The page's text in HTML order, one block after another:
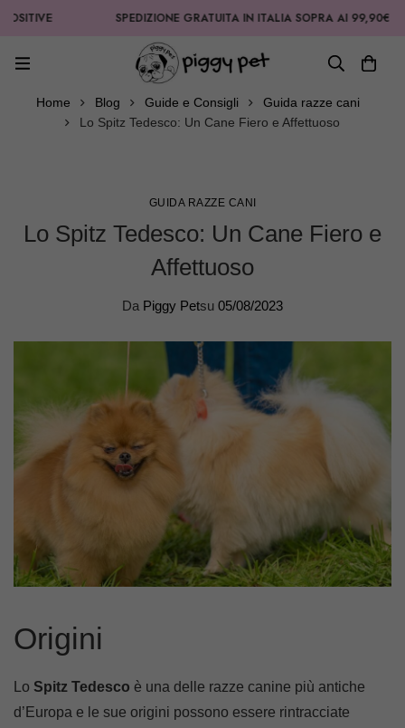
SPEDIZIONE GRATUITA IN ITALIA SOPRA AI 99,90€
Home Blog Guide e Consigli
Guida razze cani
Lo Spitz Tedesco: Un Cane Fiero e Affettuoso
GUIDA RAZZE CANI
Lo Spitz Tedesco: Un Cane Fiero e
Affettuoso
Da Piggy Petsu 05/08/2023
Origini
Lo Spitz Tedesco è una delle razze canine più antiche
d’Europa e le sue origini possono essere rintracciate